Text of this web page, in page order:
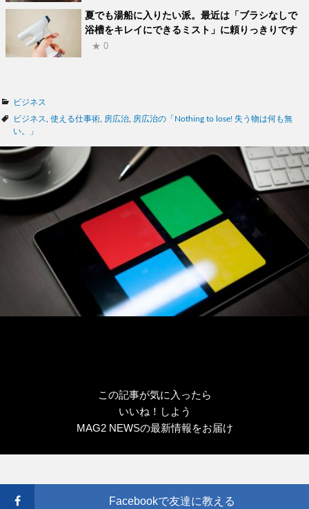
夏でも湯船に入りたい派。最近は「ブラシなしで
浴槽をキレイにできるミスト」に頼りっきりです
★ 0
カ
テ
ゴ
ー
ビジネス
タ
グ
ビジネス 使える仕事術 房広治
房広治の「Nothing to lose! 失う物は何も無
い。」
この記事が気に入ったら
いいね！しよう
MAG2 NEWSの最新情報をお届け
Facebookで友達に教える